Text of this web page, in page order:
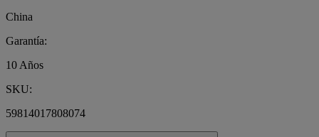
China
Garantía:
10 Años
SKU:
59814017808074